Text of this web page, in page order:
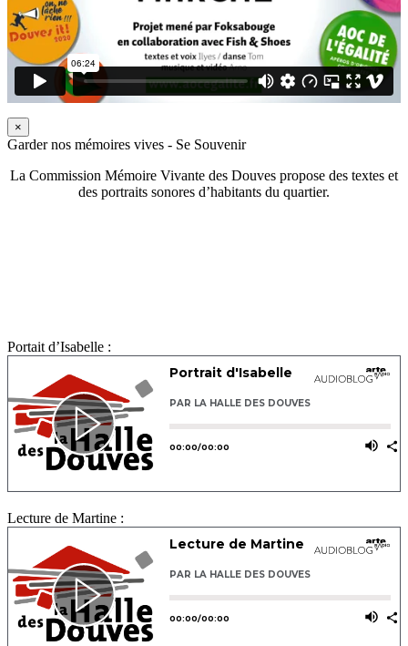
×
Garder nos mémoires vives - Se Souvenir
La Commission Mémoire Vivante des Douves propose des textes et
des portraits sonores d’habitants du quartier.
Portait d’Isabelle :
Lecture de Martine :